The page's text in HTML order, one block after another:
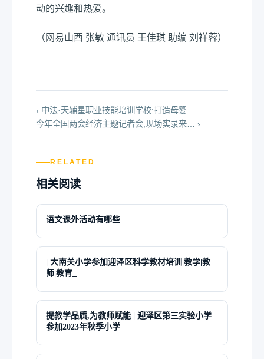
动的兴趣和热爱。
（网易山西 张敏 通讯员 王佳琪 助编 刘祥蓉）
‹ 中法·天辅星职业技能培训学校:打造母婴…
今年全国两会经济主题记者会,现场实录来… ›
RELATED
相关阅读
语文课外活动有哪些
| 大南关小学参加迎泽区科学教材培训|教学|教
师|教育_
提教学品质,为教师赋能 | 迎泽区第三实验小学
参加2023年秋季小学